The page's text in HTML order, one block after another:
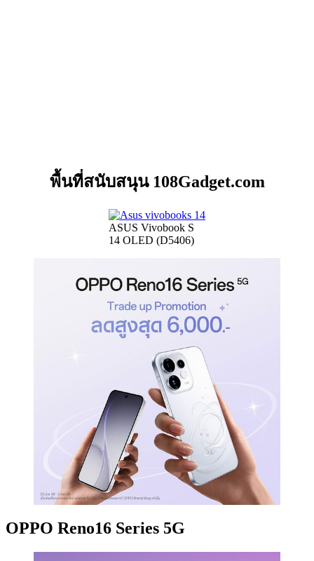
พื้นที่สนับสนุน 108Gadget.com
ASUS Vivobook S
14 OLED (D5406)
OPPO Reno16 Series 5G